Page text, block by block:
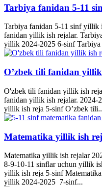
Tarbiya fanidan 5-11
Tarbiya fanidan 5-11 sinf yillik
fanidan yillik ish rejalar.
yillik 2024-2025 6-sinf
O’zbek tili fanidan
O'zbek tili fanidan yillik ish
fanidan yillik ish rejalar.
yillik ish reja 5-sinf O’zbek
Matematika yillik ish
Matematika yillik ish rejalar
8-9-10-11 sinflar uchun yillik
yillik ish reja 5-sinf
yillik 2024-2025 7-sinf...